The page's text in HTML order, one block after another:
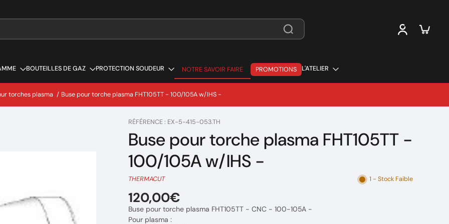
BOUTEILLES DE GAZ PROTECTION SOUDEUR
NOTRE SAVOIR FAIRE
NOTRE SAVOIR FAIRE
PROMOTIONS L'ATELIER
torches plasma / Buse pour torche plasma FHT105TT - 100/105A w/IHS -
RÉFÉRENCE : EX-5-415-053.TH
Buse pour torche plasma FHT105TT -
100/105A w/IHS -
THERMACUT 1 - Stock Faible
120,00€
Buse pour torche plasma FHT105TT - CNC - 100-105A -
Pour plasma :